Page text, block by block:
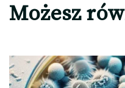
Możesz